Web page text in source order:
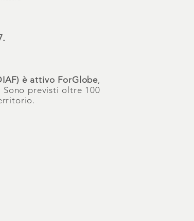
è attivo ForGlobe,
previsti oltre 100